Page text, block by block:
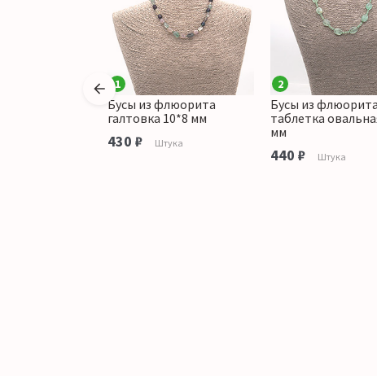
1
Бусы из флюорита
галтовка 10*8 мм
430 ₽ Штука
2
Бусы из флюорита
таблетка
мм
440 ₽ Штука